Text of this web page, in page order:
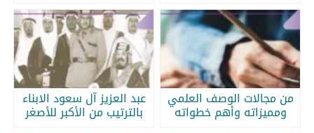
من مجالات الوصف العلمي
ومميزاته وأهم خطواته
عبد العزيز آل سعود الابناء
بالترتيب من الأكبر للأصغر